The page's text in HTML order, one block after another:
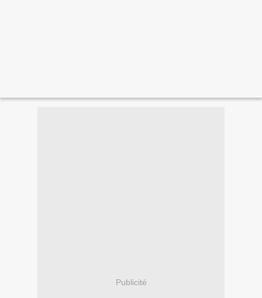
Publicité